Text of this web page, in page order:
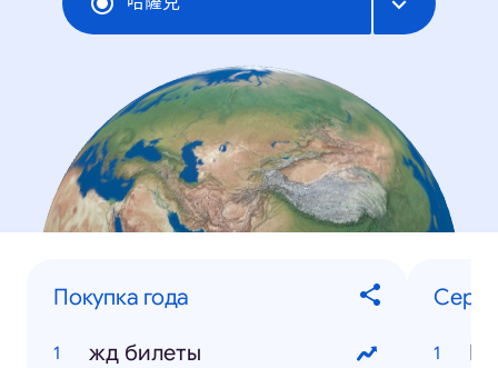
Покупка года
жд билеты